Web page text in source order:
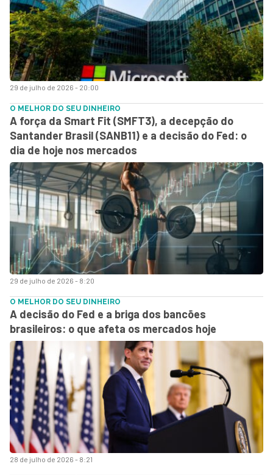
29 de julho de 2026 - 20:00
29 de julho de 2026 - 8:20
O MELHOR DO SEU DINHEIRO
A força da Smart Fit (SMFT3), a decepção do
Santander Brasil (SANB11) e a decisão do Fed: o
dia de hoje nos mercados
28 de julho de 2026 - 8:21
O MELHOR DO SEU DINHEIRO
A decisão do Fed e a briga dos bancões
brasileiros: o que afeta os mercados hoje